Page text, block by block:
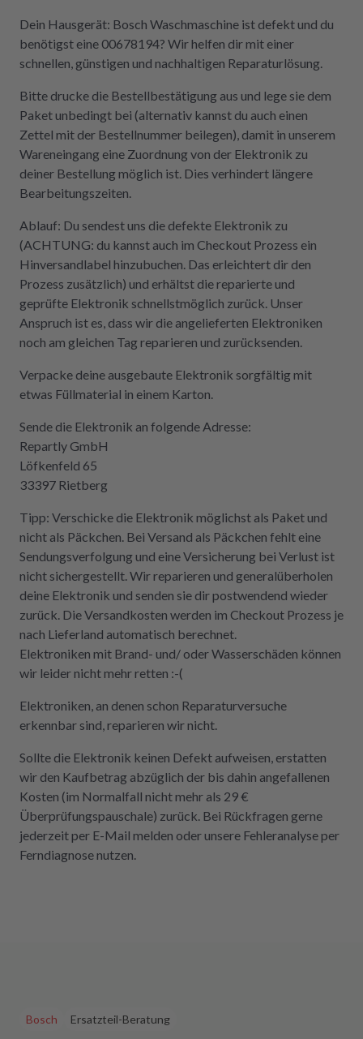
Dein Hausgerät: Bosch Waschmaschine ist defekt und du
benötigst eine 00678194? Wir helfen dir mit einer
schnellen, günstigen und nachhaltigen Reparaturlösung.
Bitte drucke die Bestellbestätigung aus und lege sie dem
Paket unbedingt bei (alternativ kannst du auch einen
Zettel mit der Bestellnummer beilegen), damit in unserem
Wareneingang eine Zuordnung von der Elektronik zu
deiner Bestellung möglich ist. Dies verhindert längere
Bearbeitungszeiten.
Ablauf: Du sendest uns die defekte Elektronik zu
(ACHTUNG: du kannst auch im Checkout Prozess ein
Hinversandlabel hinzubuchen. Das erleichtert dir den
Prozess zusätzlich) und erhältst die reparierte und
geprüfte Elektronik schnellstmöglich zurück. Unser
Anspruch ist es, dass wir die angelieferten Elektroniken
noch am gleichen Tag reparieren und zurücksenden.
Verpacke deine ausgebaute Elektronik sorgfältig mit
etwas Füllmaterial in einem Karton.
Sende die Elektronik an folgende Adresse:
Repartly GmbH
Löfkenfeld 65
33397 Rietberg
Tipp: Verschicke die Elektronik möglichst als Paket und
nicht als Päckchen. Bei Versand als Päckchen fehlt eine
Sendungsverfolgung und eine Versicherung bei Verlust ist
nicht sichergestellt. Wir reparieren und generalüberholen
deine Elektronik und senden sie dir postwendend wieder
zurück. Die Versandkosten werden im Checkout Prozess je
nach Lieferland automatisch berechnet.
Elektroniken mit Brand- und/ oder Wasserschäden können
wir leider nicht mehr retten :-(
Elektroniken, an denen schon Reparaturversuche
erkennbar sind, reparieren wir nicht.
Sollte die Elektronik keinen Defekt aufweisen, erstatten
wir den Kaufbetrag abzüglich der bis dahin angefallenen
Kosten (im Normalfall nicht mehr als 29 €
Überprüfungspauschale) zurück. Bei Rückfragen gerne
jederzeit per E-Mail melden oder unsere Fehleranalyse per
Ferndiagnose nutzen.
Bosch Ersatzteil-Beratung